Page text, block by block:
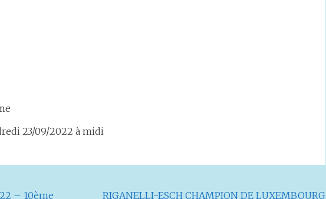
23/09/2022 à midi
– 10ème RIGANELLI-ESCH CHAMPION DE LUXEMBOURG